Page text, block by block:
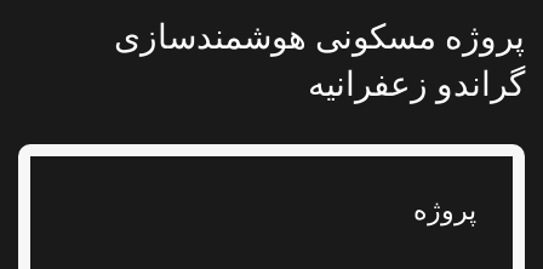
پروژه مسکونی هوشمندسازی
گراندو زعفرانیه
پروژه